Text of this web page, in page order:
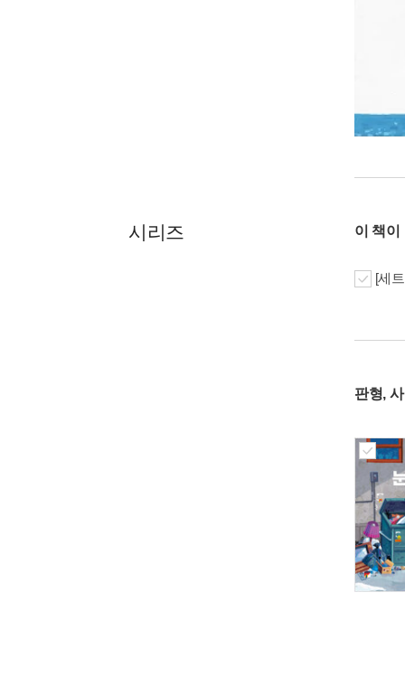
시리즈 이 책이
[세
판형,